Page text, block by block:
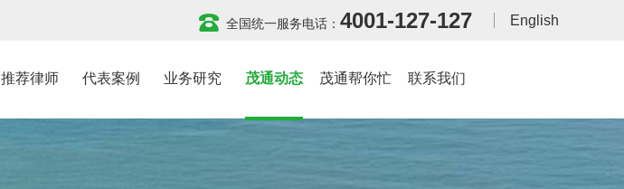
English
全国统一服务电话： 4001-127-127
推荐律师 代表案例 业务研究 茂通动态 茂通帮你忙 联系我们